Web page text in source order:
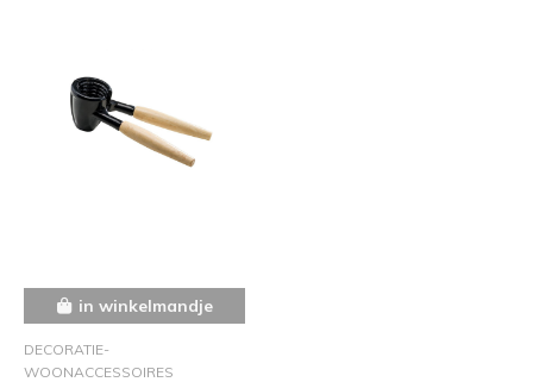
in winkelmandje
DECORATIE-
WOONACCESSOIRES